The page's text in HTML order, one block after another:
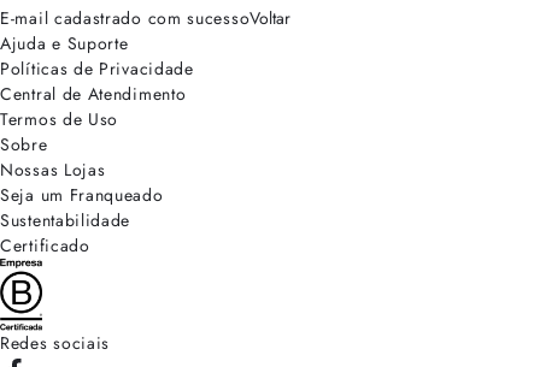
E-mail cadastrado com sucessoVoltar
Ajuda e Suporte
Políticas de Privacidade
Central de Atendimento
Termos de Uso
Sobre
Nossas Lojas
Seja um Franqueado
Sustentabilidade
Certificado
Redes sociais